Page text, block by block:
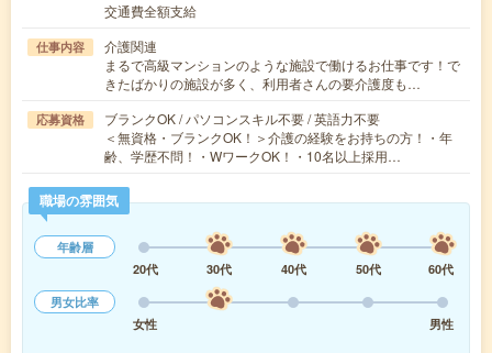
交通費全額支給
仕事内容
介護関連
まるで高級マンションのような施設で働けるお仕事です！で
きたばかりの施設が多く、利用者さんの要介護度も…
応募資格
ブランクOK / パソコンスキル不要 / 英語力不要
＜無資格・ブランクOK！＞介護の経験をお持ちの方！・年
齢、学歴不問！・WワークOK！・10名以上採用…
職場の雰囲気
年齢層
20代
30代 40代 50代
60代
男女比率
女性
男性